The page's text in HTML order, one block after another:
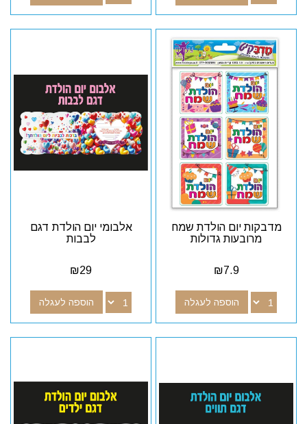
מדבקות יום הולדת שמח
מרובעות גדולות
₪7.9
הוספה לעגלה
אלבומי יום הולדת דגם
לבבות
₪29
הוספה לעגלה